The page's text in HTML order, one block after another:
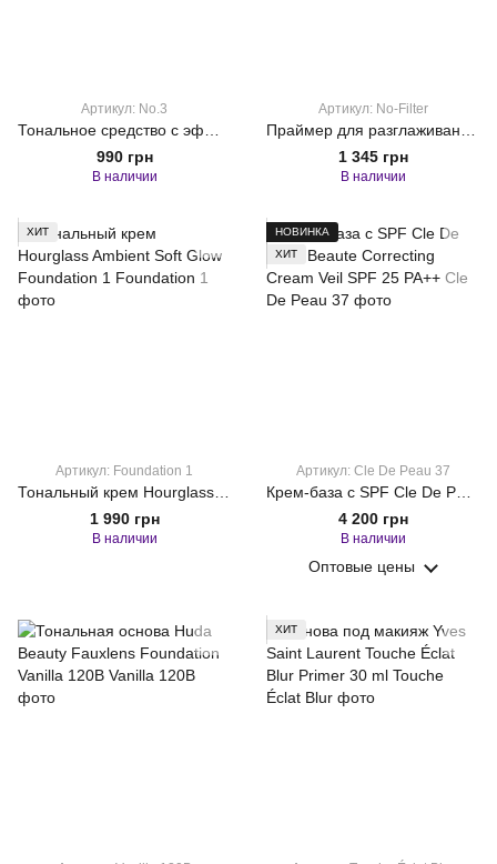
Артикул: No.3
990 грн
В наличии
Артикул: No-Filter
1 345 грн
В наличии
ХИТ
Артикул: Foundation 1
1 990 грн
В наличии
НОВИНКА
ХИТ
Артикул: Cle De Peau 37
4 200 грн
В наличии
Оптовые цены
ХИТ